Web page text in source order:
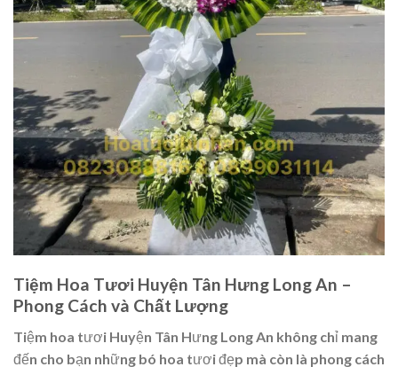
Tiệm Hoa Tươi Huyện Tân Hưng Long An –
Phong Cách và Chất Lượng
Tiệm hoa tươi Huyện Tân Hưng Long An không chỉ mang
đến cho bạn những bó hoa tươi đẹp mà còn là phong cách